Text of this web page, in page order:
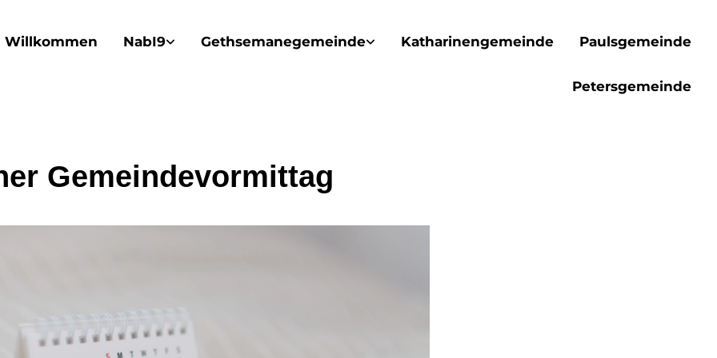
Willkommen NabI9 Gethsemanegemeinde Katharinengemeinde Paulsgemeinde
Petersgemeinde
Gemeindevormittag